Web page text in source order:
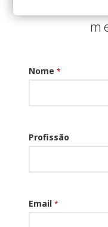
Nome *
Profissão
Email *